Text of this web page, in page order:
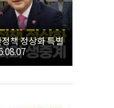
책 정상화 특별